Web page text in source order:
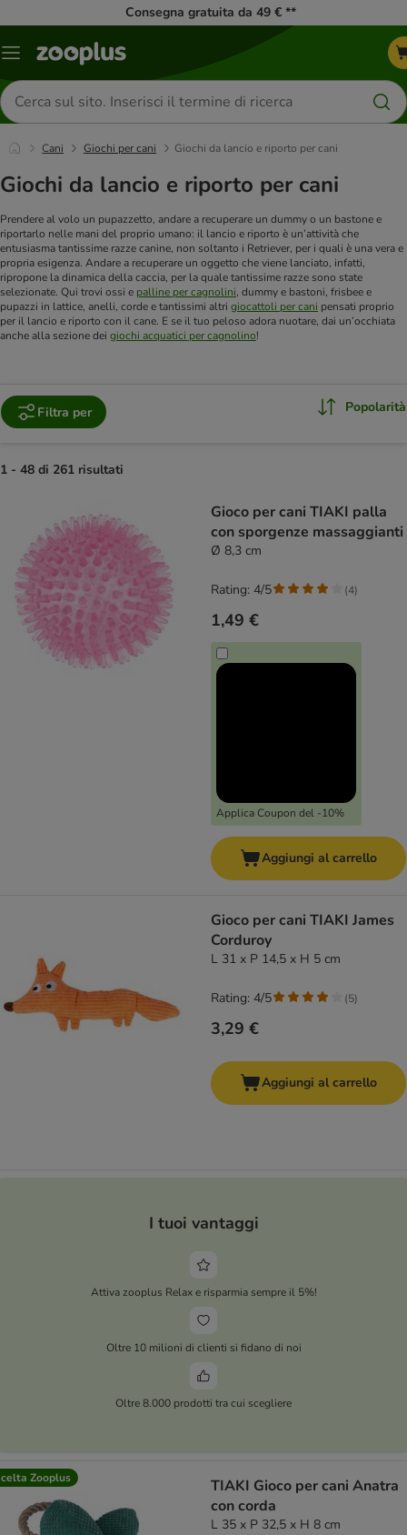
Consegna gratuita da 49 € **
Overview
Cerca
prodotti
Cani Giochi per cani Giochi da lancio e riporto per cani
Giochi da lancio e riporto per cani
Prendere al volo un pupazzetto, andare a recuperare un dummy o un bastone e
riportarlo nelle mani del proprio umano: il lancio e riporto è un’attività che
entusiasma tantissime razze canine, non soltanto i Retriever, per i quali è una vera e
propria esigenza. Andare a recuperare un oggetto che viene lanciato, infatti,
ripropone la dinamica della caccia, per la quale tantissime razze sono state
selezionate. Qui trovi ossi e palline per cagnolini, dummy e bastoni, frisbee e
pupazzi in lattice, anelli, corde e tantissimi altri giocattoli per cani pensati proprio
per il lancio e riporto con il cane. E se il tuo peloso adora nuotare, dai un’occhiata
anche alla sezione dei giochi acquatici per cagnolino!
Filtra per Popolarità
1 - 48 di 261 risultati
Gioco per cani TIAKI palla
con sporgenze massaggianti
Ø 8,3 cm
1,49 €
Applica Coupon del -10%
Rating: 4/5 (4)
Aggiungi al carrello
Gioco per cani TIAKI James
Corduroy
L 31 x P 14,5 x H 5 cm
3,29 €
Rating: 4/5 (5)
Aggiungi al carrello
I tuoi vantaggi
Attiva zooplus Relax e risparmia sempre il 5%!
Oltre 10 milioni di clienti si fidano di noi
Oltre 8.000 prodotti tra cui scegliere
Zooplus
TIAKI Gioco per cani Anatra
con corda
L 35 x P 32,5 x H 8 cm